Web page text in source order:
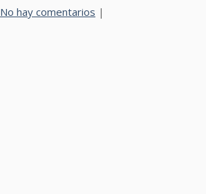
No hay comentarios |